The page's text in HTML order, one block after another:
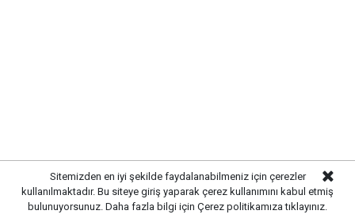
Sitemizden en iyi şekilde faydalanabilmeniz için çerezler
kullanılmaktadır. Bu siteye giriş yaparak çerez kullanımını kabul etmiş
bulunuyorsunuz. Daha fazla bilgi için Çerez politikamıza tıklayınız.